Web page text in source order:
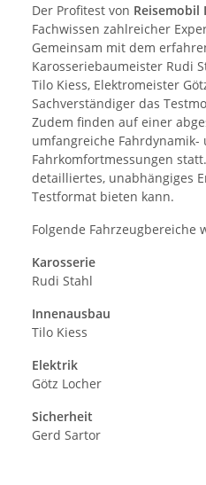
Der Profitest von
Fachwissen zahlreicher
Gemeinsam mit dem
Karosseriebaumeister Rudi
Tilo Kiess, Elektromeister
Sachverständiger das
Zudem finden auf einer
umfangreiche Fahrdynamik-
Fahrkomfortmessungen
detailliertes, unabhängiges
Testformat bieten kann.
Folgende Fahrzeugbereiche
Karosserie
Rudi Stahl
Innenausbau
Tilo Kiess
Elektrik
Götz Locher
Sicherheit
Gerd Sartor